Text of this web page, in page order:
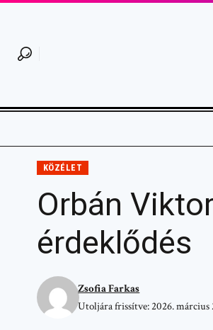
KÖZÉLET
Orbán
érdeklődés
Utoljára frissítve: 2026. március
Zsofia Farkas